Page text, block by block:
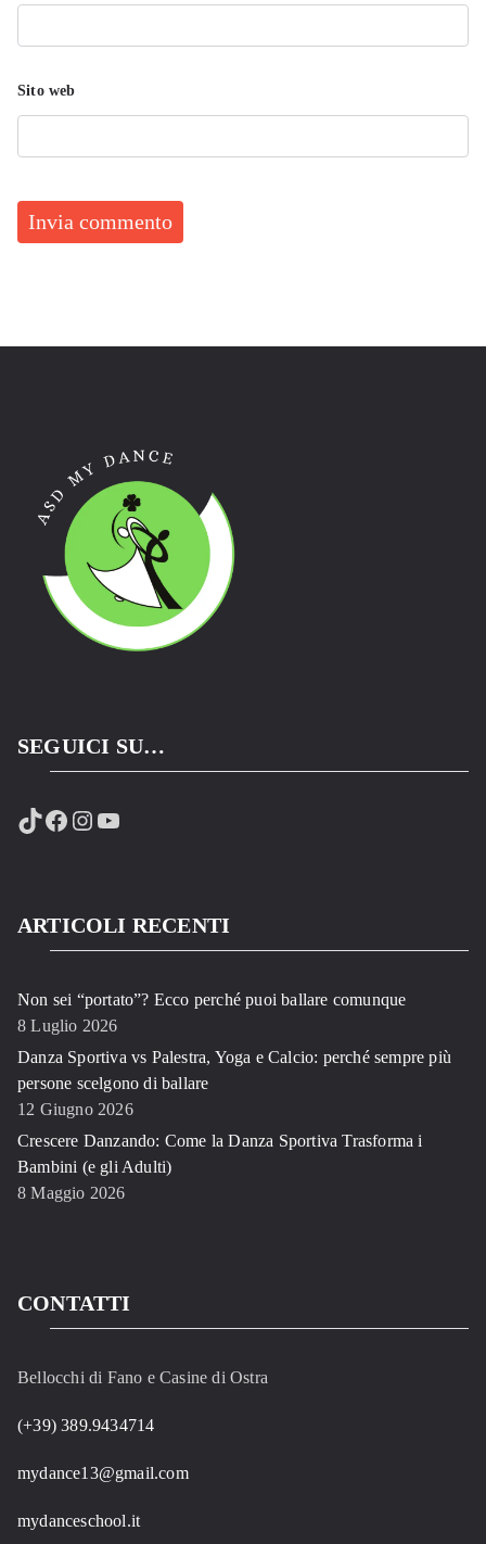
Sito web
SEGUICI SU…
TikTok
Facebook
Instagram
YouTube
ARTICOLI RECENTI
Non sei “portato”? Ecco perché puoi ballare comunque
8 Luglio 2026
Danza Sportiva vs Palestra, Yoga e Calcio: perché sempre più
persone scelgono di ballare
12 Giugno 2026
Crescere Danzando: Come la Danza Sportiva Trasforma i
Bambini (e gli Adulti)
8 Maggio 2026
CONTATTI
Bellocchi di Fano e Casine di Ostra
(+39) 389.9434714
mydance13@gmail.com
mydanceschool.it